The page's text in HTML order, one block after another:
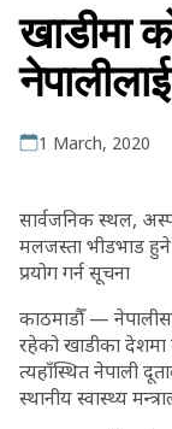
खाडीमा
1 March, 2020
सार्वजनिक स्थल,
मलजस्ता भीडभाड
प्रयोग गर्न सूचना
काठमाडौँ —
रहेको खाडीका
त्यहाँस्थित नेपाली
स्थानीय स्वास्थ्य